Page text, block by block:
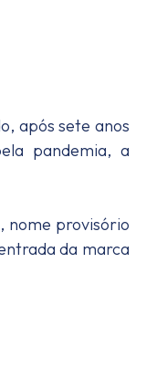
após sete anos
pandemia, a
nome provisório
da marca